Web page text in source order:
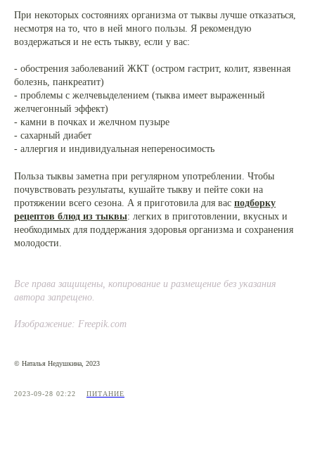
При некоторых состояниях организма от тыквы лучше отказаться,
несмотря на то, что в ней много пользы. Я рекомендую
воздержаться и не есть тыкву, если у вас:
- обострения заболеваний ЖКТ (остром гастрит, колит, язвенная
болезнь, панкреатит)
- проблемы с желчевыделением (тыква имеет выраженный
желчегонный эффект)
- камни в почках и желчном пузыре
- сахарный диабет
- аллергия и индивидуальная непереносимость
Польза тыквы заметна при регулярном употреблении. Чтобы
почувствовать результаты, кушайте тыкву и пейте соки на
протяжении всего сезона. А я приготовила для вас подборку
рецептов блюд из тыквы: легких в приготовлении, вкусных и
необходимых для поддержания здоровья организма и сохранения
молодости.
Все права защищены, копирование и размещение без указания
автора запрещено.
Изображение: Freepik.com
© Наталья Недушкина, 2023
2023-09-28 02:22 ПИТАНИЕ